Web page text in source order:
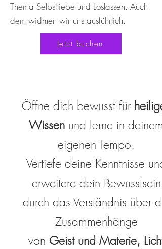
Thema Selbstliebe und Loslassen. Auch
dem widmen wir uns ausführlich.
Jetzt buchen
Öffne dich bewusst für
Wissen und lerne in deinem
eigenen Tempo.
Vertiefe deine Kenntnisse und
erweitere dein Bewusstsein
durch das Verständnis über die
Zusammenhänge
von Geist und Materie, Licht